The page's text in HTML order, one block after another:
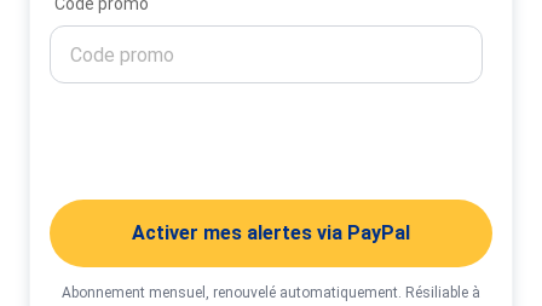
Activer mes alertes via PayPal
Abonnement mensuel, renouvelé automatiquement. Résiliable à